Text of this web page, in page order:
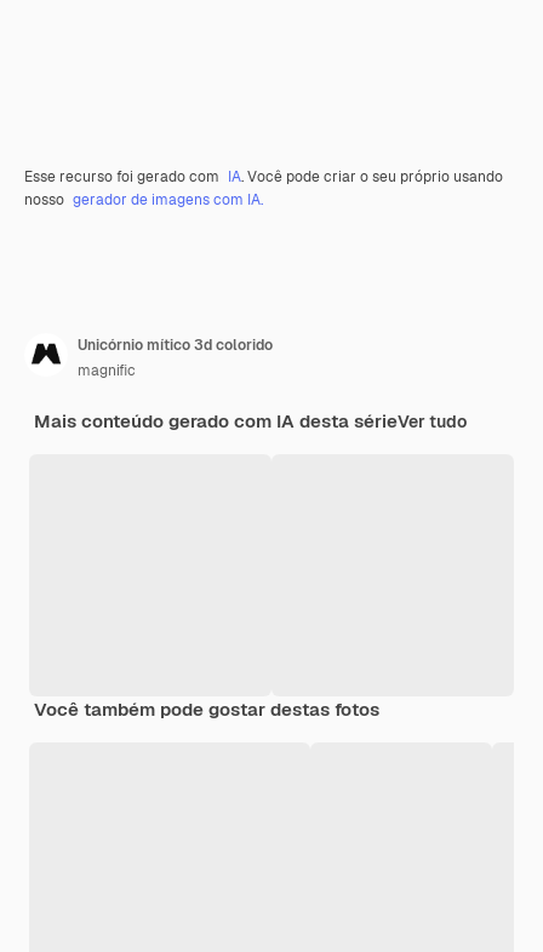
Esse recurso foi gerado com IA. Você pode criar o seu próprio usando
nosso gerador de imagens com IA.
Unicórnio mítico 3d colorido
magnific
Mais conteúdo gerado com IA desta sérieVer tudo
Você também pode gostar destas fotos